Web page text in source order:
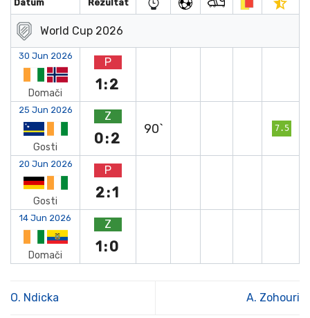
Datum Rezultat
World Cup 2026
30 Jun 2026
Domači
P
1:2
25 Jun 2026
Gosti
Z
0:2
90` 7.5
20 Jun 2026
Gosti
P
2:1
14 Jun 2026
Domači
Z
1:0
O. Ndicka A. Zohouri